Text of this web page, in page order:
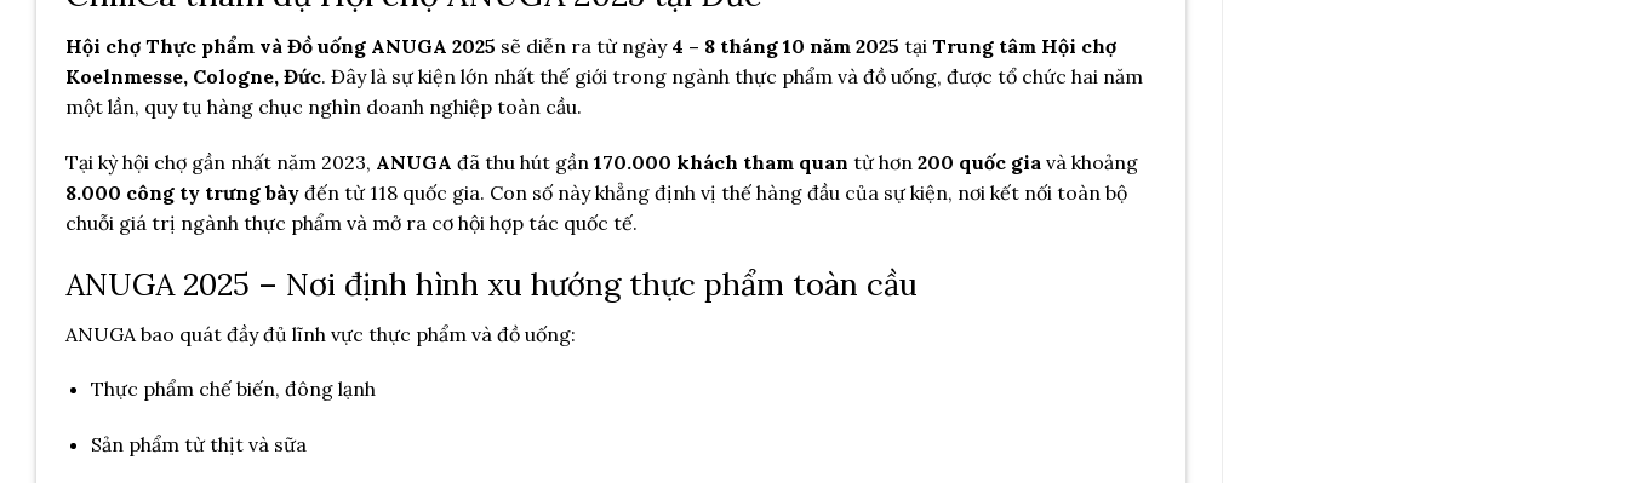
Hội chợ Thực phẩm và Đồ uống ANUGA 2025 sẽ diễn ra từ ngày 4 – 8 tháng 10 năm 2025 tại Trung tâm Hội chợ
Koelnmesse, Cologne, Đức. Đây là sự kiện lớn nhất thế giới trong ngành thực phẩm và đồ uống, được tổ chức hai năm
một lần, quy tụ hàng chục nghìn doanh nghiệp toàn cầu.
Tại kỳ hội chợ gần nhất năm 2023, ANUGA đã thu hút gần 170.000 khách tham quan từ hơn 200 quốc gia và khoảng
8.000 công ty trưng bày đến từ 118 quốc gia. Con số này khẳng định vị thế hàng đầu của sự kiện, nơi kết nối toàn bộ
chuỗi giá trị ngành thực phẩm và mở ra cơ hội hợp tác quốc tế.
ANUGA 2025 – Nơi định hình xu hướng thực phẩm toàn cầu
ANUGA bao quát đầy đủ lĩnh vực thực phẩm và đồ uống:
Thực phẩm chế biến, đông lạnh
Sản phẩm từ thịt và sữa